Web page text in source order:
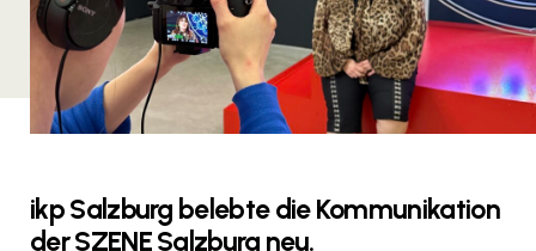
ikp Salzburg belebte die Kommunikation
der SZENE Salzburg neu.